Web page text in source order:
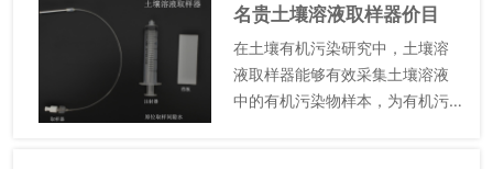
库，使土壤有机质含量提升 5%~1
0%；长期（5~10...
名贵土壤溶液取样器价目
在土壤有机污染研究中，土壤溶
液取样器能够有效采集土壤溶液
中的有机污染物样本，为有机污